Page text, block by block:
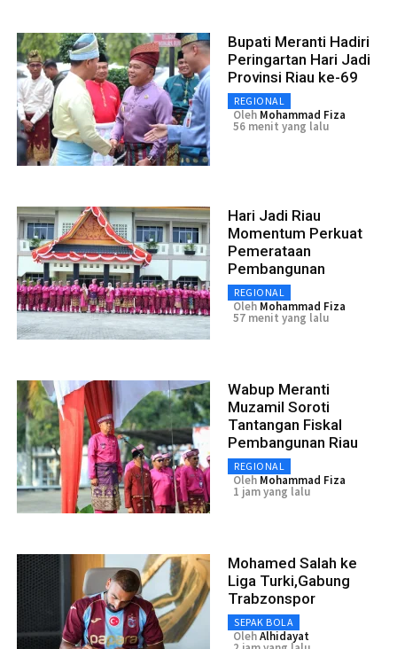
Bupati Meranti Hadiri
Peringartan Hari Jadi
Provinsi Riau ke-69
REGIONAL
Oleh Mohammad Fiza
56 menit yang lalu
Hari Jadi Riau
Momentum Perkuat
Pemerataan
Pembangunan
REGIONAL
Oleh Mohammad Fiza
57 menit yang lalu
Wabup Meranti
Muzamil Soroti
Tantangan Fiskal
Pembangunan Riau
REGIONAL
Oleh Mohammad Fiza
1 jam yang lalu
Mohamed Salah ke
Liga Turki,Gabung
Trabzonspor
SEPAK BOLA
OlehAlhidayat